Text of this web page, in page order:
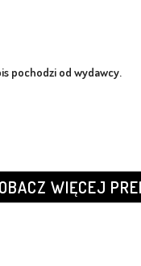
pochodzi od wydawcy.
WIĘCEJ